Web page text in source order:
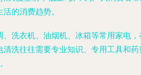
的消费趋势。
洗衣机、油烟机、冰箱等常用家电
洗往往需要专业知识、专用工具和